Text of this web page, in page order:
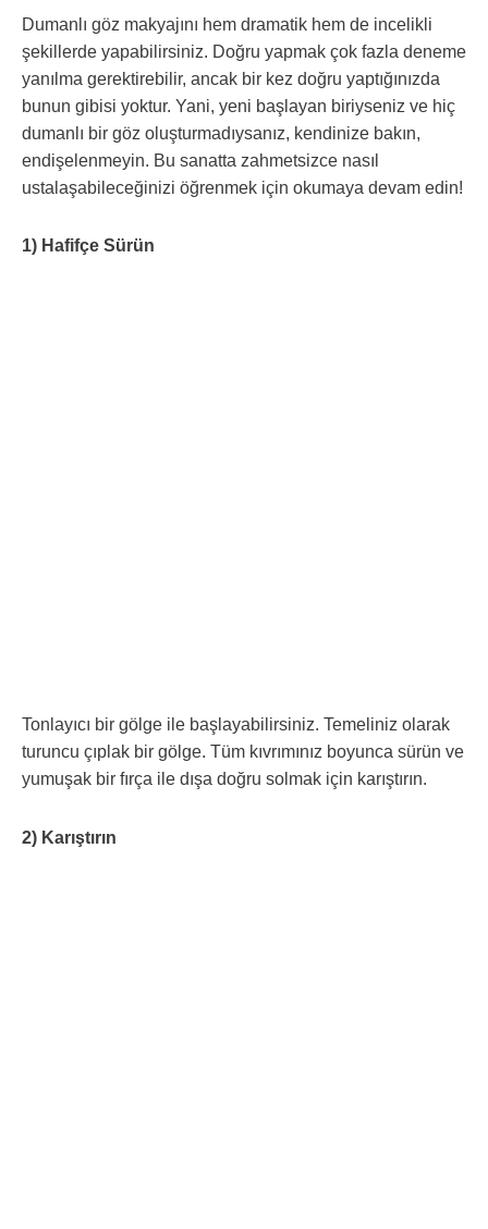
Dumanlı göz makyajını hem dramatik hem de incelikli
şekillerde yapabilirsiniz. Doğru yapmak çok fazla deneme
yanılma gerektirebilir, ancak bir kez doğru yaptığınızda
bunun gibisi yoktur. Yani, yeni başlayan biriyseniz ve hiç
dumanlı bir göz oluşturmadıysanız, kendinize bakın,
endişelenmeyin. Bu sanatta zahmetsizce nasıl
ustalaşabileceğinizi öğrenmek için okumaya devam edin!
1) Hafifçe Sürün
Tonlayıcı bir gölge ile başlayabilirsiniz. Temeliniz olarak
turuncu çıplak bir gölge. Tüm kıvrımınız boyunca sürün ve
yumuşak bir fırça ile dışa doğru solmak için karıştırın.
2) Karıştırın